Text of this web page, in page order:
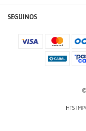
SEGUINOS
HTS